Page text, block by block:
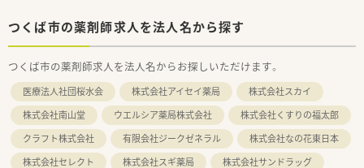
つくば市の薬剤師求人を法人名から探す
つくば市の薬剤師求人を法人名からお探しいただけます。
医療法人社団桜水会 株式会社アイセイ薬局
株式会社スカイ
株式会社南山堂
ウエルシア薬局株式会社
株式会社くすりの福太郎
クラフト株式会社
有限会社ジークゼネラル
株式会社なの花東日本
株式会社セレクト
株式会社スギ薬局
株式会社サンドラッグ